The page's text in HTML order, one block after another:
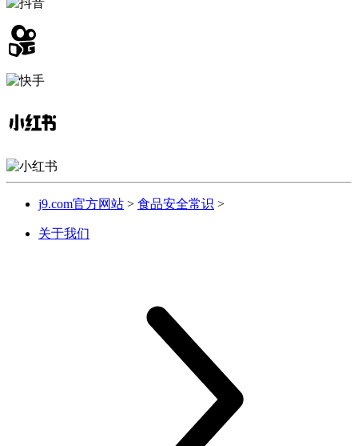
j9.com官方网站 > 食品安全常识 >
关于我们